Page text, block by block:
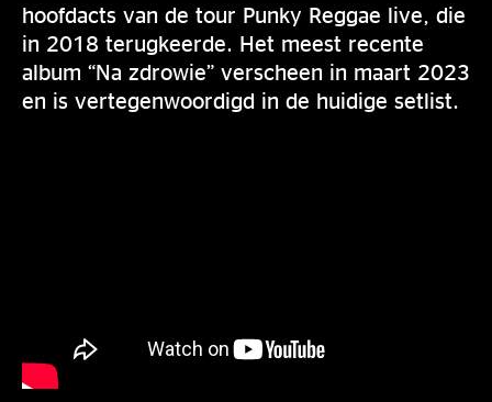
hoofdacts van de tour Punky Reggae live, die
in 2018 terugkeerde. Het meest recente
album “Na zdrowie” verscheen in maart 2023
en is vertegenwoordigd in de huidige setlist.